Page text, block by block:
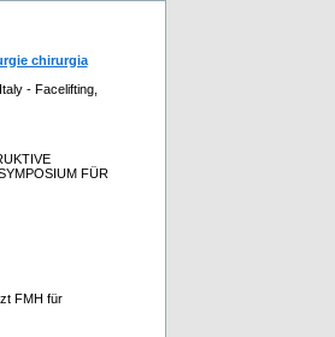
chirurgia
- Facelifting,
FÜR
FMH für